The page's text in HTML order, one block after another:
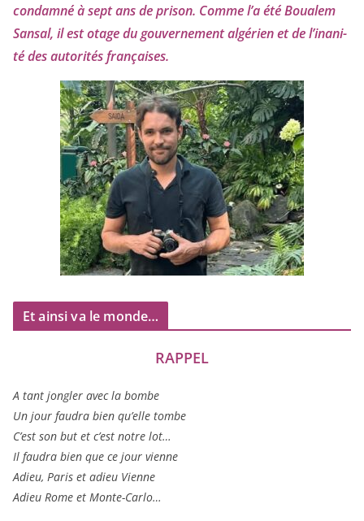
condam­né à sept ans de pri­son. Comme l’a été Boualem
Sansal, il est otage du gou­ver­ne­ment algé­rien et de l’i­na­ni­
té des auto­ri­tés françaises.
Et ainsi va le monde…
RAPPEL
A tant jon­gler avec la bombe
Un jour fau­dra bien qu’elle tombe
C’est son but et c’est notre lot…
Il fau­dra bien que ce jour vienne
Adieu, Paris et adieu Vienne
Adieu Rome et Monte-Carlo…